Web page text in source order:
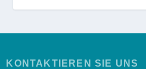
KONTAKTIEREN SIE UNS